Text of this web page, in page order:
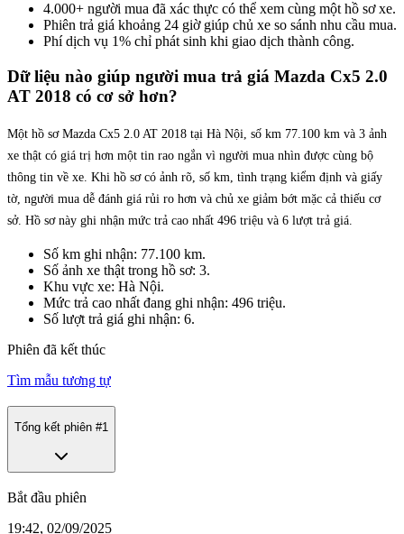
4.000+ người mua đã xác thực có thể xem cùng một hồ sơ xe.
Phiên trả giá khoảng 24 giờ giúp chủ xe so sánh nhu cầu mua.
Phí dịch vụ 1% chỉ phát sinh khi giao dịch thành công.
Dữ liệu nào giúp người mua trả giá Mazda Cx5 2.0
AT 2018 có cơ sở hơn?
Một hồ sơ Mazda Cx5 2.0 AT 2018 tại Hà Nội, số km 77.100 km và 3 ảnh
xe thật có giá trị hơn một tin rao ngắn vì người mua nhìn được cùng bộ
thông tin về xe. Khi hồ sơ có ảnh rõ, số km, tình trạng kiểm định và giấy
tờ, người mua dễ đánh giá rủi ro hơn và chủ xe giảm bớt mặc cả thiếu cơ
sở. Hồ sơ này ghi nhận mức trả cao nhất 496 triệu và 6 lượt trả giá.
Số km ghi nhận: 77.100 km.
Số ảnh xe thật trong hồ sơ: 3.
Khu vực xe: Hà Nội.
Mức trả cao nhất đang ghi nhận: 496 triệu.
Số lượt trả giá ghi nhận: 6.
Phiên đã kết thúc
Tìm mẫu tương tự
Tổng kết phiên #1
Bắt đầu phiên
19:42, 02/09/2025